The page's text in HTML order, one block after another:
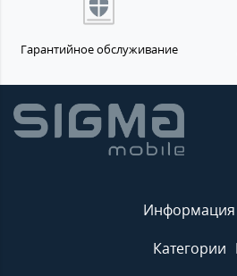
Гарантийное обслуживание
Информация
Категории